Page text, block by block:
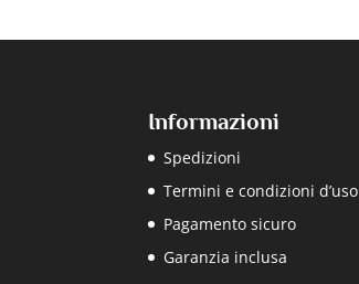
Informazioni
Spedizioni
Termini e condizioni d’uso
Pagamento sicuro
Garanzia inclusa